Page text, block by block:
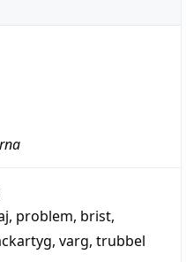
, problem, brist,
, varg, trubbel